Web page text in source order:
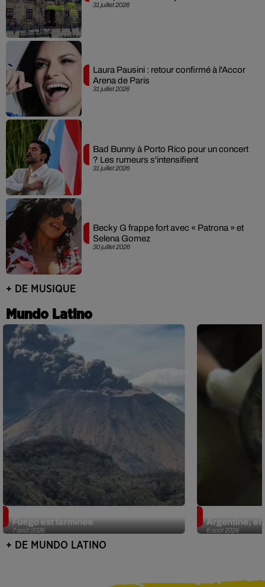
31 juillet 2026
31 juillet 2026
Laura Pausini : retour confirmé à l'Accor
Arena de Paris
31 juillet 2026
Bad Bunny à Porto Rico pour un concert
? Les rumeurs s'intensifient
30 juillet 2026
Becky G frappe fort avec « Patrona » et
Selena Gomez
+ DE MUSIQUE
Mundo Latino
7 août 2026
Fuego est terminée
6 août 2026
Argentine, et
+ DE MUNDO LATINO